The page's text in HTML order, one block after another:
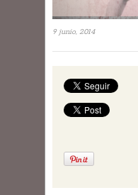
9 junio, 2014